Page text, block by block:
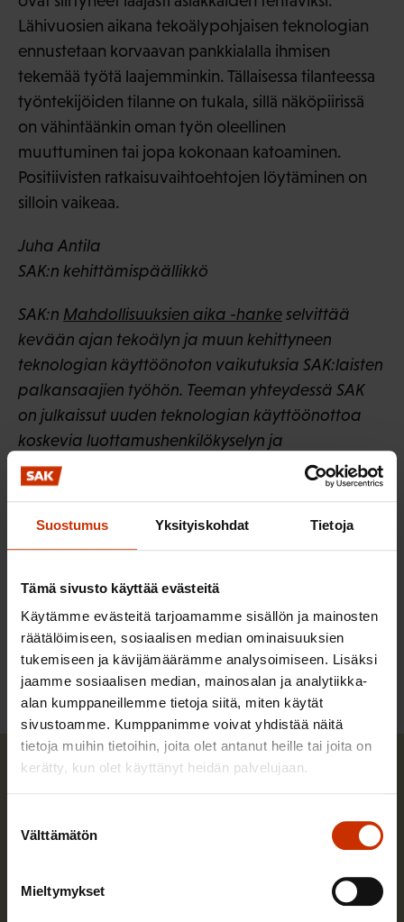
Suostumus Yksityiskohdat Tietoja
Tämä sivusto käyttää evästeitä
Käytämme evästeitä tarjoamamme sisällön ja mainosten
räätälöimiseen, sosiaalisen median ominaisuuksien
tukemiseen ja kävijämäärämme analysoimiseen. Lisäksi
jaamme sosiaalisen median, mainosalan ja analytiikka-
alan kumppaneillemme tietoja siitä, miten käytät
sivustoamme. Kumppanimme voivat yhdistää näitä
tietoja muihin tietoihin, joita olet antanut heille tai joita on
kerätty, kun olet käyttänyt heidän palvelujaan.
valinta
Välttämätön
Mieltymykset
Lähivuosien aikana tekoälypohjaisen teknologian
ennustetaan korvaavan pankkialalla ihmisen
tekemää työtä laajemminkin. Tällaisessa tilanteessa
työntekijöiden tilanne on tukala, sillä näköpiirissä
on vähintäänkin oman työn oleellinen
muuttuminen tai jopa kokonaan katoaminen.
Positiivisten ratkaisuvaihtoehtojen löytäminen on
silloin vaikeaa.
Juha Antila
SAK:n kehittämispäällikkö
SAK:n Mahdollisuuksien aika -hankeselvittää
kevään ajan tekoälyn ja muun kehittyneen
teknologian käyttöönoton vaikutuksia SAK:laisten
palkansaajien työhön. Teeman yhteydessä SAK
on julkaissut uuden teknologian käyttöönottoa
koskevia luottamushenkilökyselyn ja
työolobarometrin tuloksia. Kesäkuussa julkaistaan
vielä työntekijöiden teemahaastatteluihin
perustuva tutkimus tekoälyn käyttöönoton
LÖYDÄ LISÄÄ TÄMÄNKALTAISTA SISÄLTÖÄ:
MAHDOLLISUUKSIEN AIKA TEKOÄLY